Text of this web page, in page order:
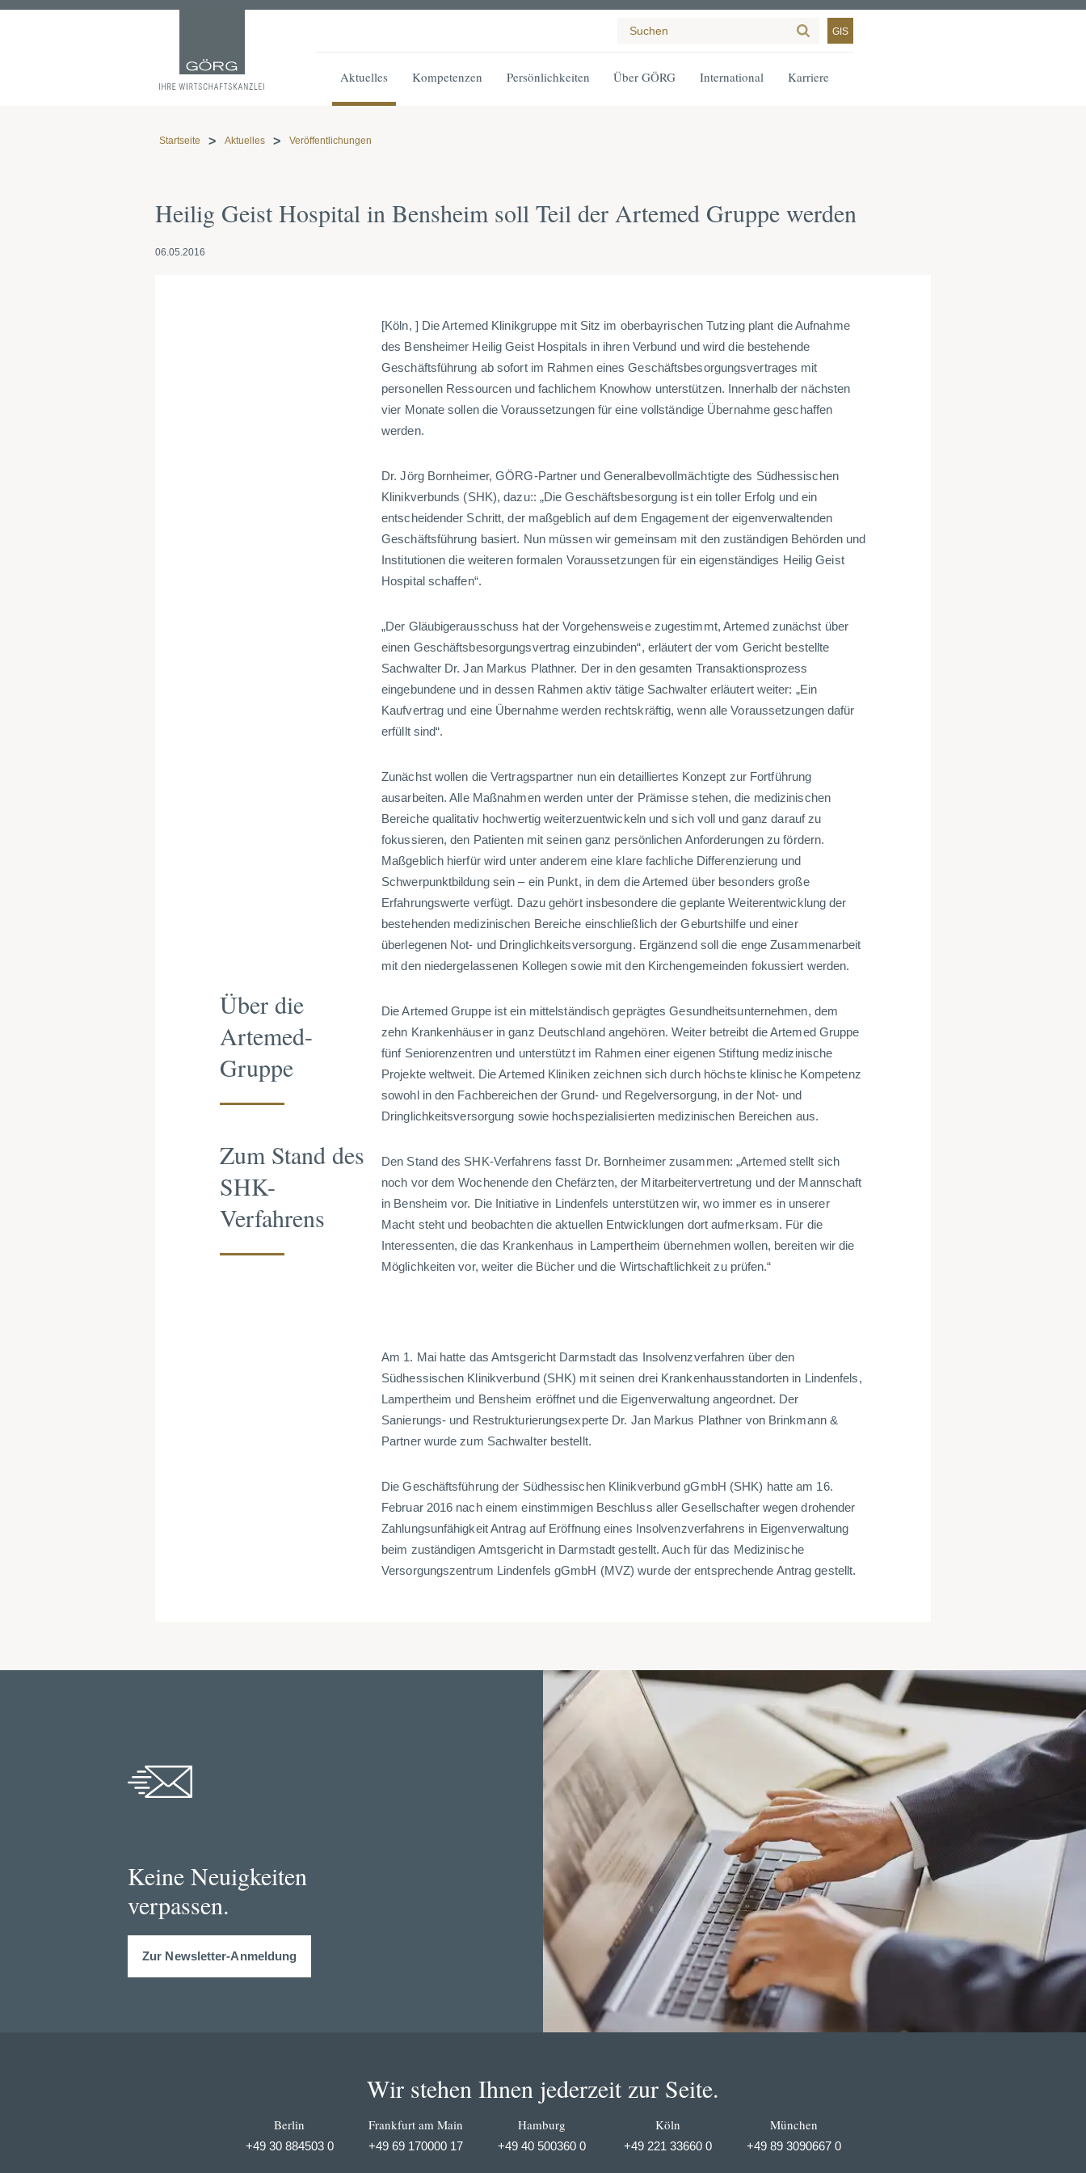
GIS
Aktuelles Kompetenzen Persönlichkeiten Über GÖRG International Karriere
Startseite Aktuelles Veröffentlichungen
Heilig Geist Hospital in Bensheim soll Teil der Artemed Gruppe werden
06.05.2016
[Köln, ] Die Artemed Klinikgruppe mit Sitz im oberbayrischen Tutzing plant die Aufnahme
des Bensheimer Heilig Geist Hospitals in ihren Verbund und wird die bestehende
Geschäftsführung ab sofort im Rahmen eines Geschäftsbesorgungsvertrages mit
personellen Ressourcen und fachlichem Knowhow unterstützen. Innerhalb der nächsten
vier Monate sollen die Voraussetzungen für eine vollständige Übernahme geschaffen
werden.
Dr. Jörg Bornheimer, GÖRG-Partner und Generalbevollmächtigte des Südhessischen
Klinikverbunds (SHK), dazu:: „Die Geschäftsbesorgung ist ein toller Erfolg und ein
entscheidender Schritt, der maßgeblich auf dem Engagement der eigenverwaltenden
Geschäftsführung basiert. Nun müssen wir gemeinsam mit den zuständigen Behörden und
Institutionen die weiteren formalen Voraussetzungen für ein eigenständiges Heilig Geist
Hospital schaffen“.
„Der Gläubigerausschuss hat der Vorgehensweise zugestimmt, Artemed zunächst über
einen Geschäftsbesorgungsvertrag einzubinden“, erläutert der vom Gericht bestellte
Sachwalter Dr. Jan Markus Plathner. Der in den gesamten Transaktionsprozess
eingebundene und in dessen Rahmen aktiv tätige Sachwalter erläutert weiter: „Ein
Kaufvertrag und eine Übernahme werden rechtskräftig, wenn alle Voraussetzungen dafür
erfüllt sind“.
Zunächst wollen die Vertragspartner nun ein detailliertes Konzept zur Fortführung
ausarbeiten. Alle Maßnahmen werden unter der Prämisse stehen, die medizinischen
Bereiche qualitativ hochwertig weiterzuentwickeln und sich voll und ganz darauf zu
fokussieren, den Patienten mit seinen ganz persönlichen Anforderungen zu fördern.
Maßgeblich hierfür wird unter anderem eine klare fachliche Differenzierung und
Schwerpunktbildung sein – ein Punkt, in dem die Artemed über besonders große
Erfahrungswerte verfügt. Dazu gehört insbesondere die geplante Weiterentwicklung der
bestehenden medizinischen Bereiche einschließlich der Geburtshilfe und einer
überlegenen Not- und Dringlichkeitsversorgung. Ergänzend soll die enge Zusammenarbeit
mit den niedergelassenen Kollegen sowie mit den Kirchengemeinden fokussiert werden.
Über die
Artemed-
Gruppe
Die Artemed Gruppe ist ein mittelständisch geprägtes Gesundheitsunternehmen, dem
zehn Krankenhäuser in ganz Deutschland angehören. Weiter betreibt die Artemed Gruppe
fünf Seniorenzentren und unterstützt im Rahmen einer eigenen Stiftung medizinische
Projekte weltweit. Die Artemed Kliniken zeichnen sich durch höchste klinische Kompetenz
sowohl in den Fachbereichen der Grund- und Regelversorgung, in der Not- und
Dringlichkeitsversorgung sowie hochspezialisierten medizinischen Bereichen aus.
Zum Stand des
SHK-
Verfahrens
Den Stand des SHK-Verfahrens fasst Dr. Bornheimer zusammen: „Artemed stellt sich
noch vor dem Wochenende den Chefärzten, der Mitarbeitervertretung und der Mannschaft
in Bensheim vor. Die Initiative in Lindenfels unterstützen wir, wo immer es in unserer
Macht steht und beobachten die aktuellen Entwicklungen dort aufmerksam. Für die
Interessenten, die das Krankenhaus in Lampertheim übernehmen wollen, bereiten wir die
Möglichkeiten vor, weiter die Bücher und die Wirtschaftlichkeit zu prüfen.“
Am 1. Mai hatte das Amtsgericht Darmstadt das Insolvenzverfahren über den
Südhessischen Klinikverbund (SHK) mit seinen drei Krankenhausstandorten in Lindenfels,
Lampertheim und Bensheim eröffnet und die Eigenverwaltung angeordnet. Der
Sanierungs- und Restrukturierungsexperte Dr. Jan Markus Plathner von Brinkmann &
Partner wurde zum Sachwalter bestellt.
Die Geschäftsführung der Südhessischen Klinikverbund gGmbH (SHK) hatte am 16.
Februar 2016 nach einem einstimmigen Beschluss aller Gesellschafter wegen drohender
Zahlungsunfähigkeit Antrag auf Eröffnung eines Insolvenzverfahrens in Eigenverwaltung
beim zuständigen Amtsgericht in Darmstadt gestellt. Auch für das Medizinische
Versorgungszentrum Lindenfels gGmbH (MVZ) wurde der entsprechende Antrag gestellt.
Keine Neuigkeiten
verpassen.
Zur Newsletter-Anmeldung
Wir stehen Ihnen jederzeit zur Seite.
Berlin
+49 30 884503 0
Frankfurt am Main
+49 69 170000 17
Hamburg
+49 40 500360 0
Köln
+49 221 33660 0
München
+49 89 3090667 0